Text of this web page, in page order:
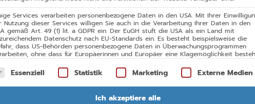
Services verarbeiten personenbezogene Daten in den USA. Mit Ihrer
Nutzung dieser Services willigen Sie auch in die Verarbeitung Ihrer Daten in den
gemäß Art. 49 (1) lit. a GDPR ein. Der EuGH stuft die USA als ein Land mit
Datenschutz nach EU-Standards ein. Es besteht beispielsweise die
dass US-Behörden personenbezogene Daten in Überwachungsprogrammen
ohne dass für Europäerinnen und Europäer eine Klagemöglichkeit
folgt eine Liste der Service-Gruppen, für die eine
Essenziell Statistik Marketing Externe Medien
Ich akzeptiere alle